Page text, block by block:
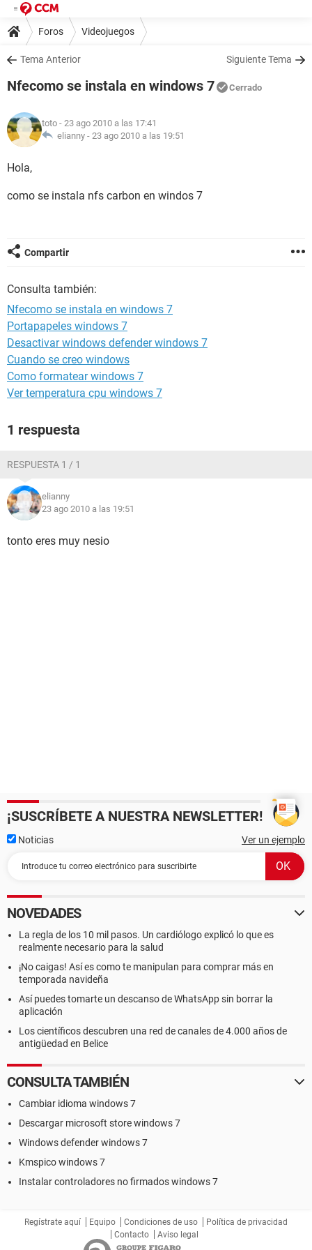
Foros Videojuegos
Tema Anterior Siguiente Tema
Nfecomo se instala en windows 7 Cerrado
toto - 23 ago 2010 a las 17:41
elianny - 23 ago 2010 a las 19:51
Hola,
como se instala nfs carbon en windos 7
Compartir
Consulta también:
Nfecomo se instala en windows 7
Portapapeles windows 7
Desactivar windows defender windows 7
Cuando se creo windows
Como formatear windows 7
Ver temperatura cpu windows 7
1 respuesta
RESPUESTA 1 / 1
elianny
23 ago 2010 a las 19:51
tonto eres muy nesio
¡SUSCRÍBETE A NUESTRA NEWSLETTER!
Noticias Ver un ejemplo
NOVEDADES
La regla de los 10 mil pasos. Un cardiólogo explicó lo que es
realmente necesario para la salud
¡No caigas! Así es como te manipulan para comprar más en
temporada navideña
Así puedes tomarte un descanso de WhatsApp sin borrar la
aplicación
Los científicos descubren una red de canales de 4.000 años de
antigüedad en Belice
CONSULTA TAMBIÉN
Cambiar idioma windows 7
Descargar microsoft store windows 7
Windows defender windows 7
Kmspico windows 7
Instalar controladores no firmados windows 7
Regístrate aquí Equipo Condiciones de uso
Política de privacidad
Contacto
Aviso legal